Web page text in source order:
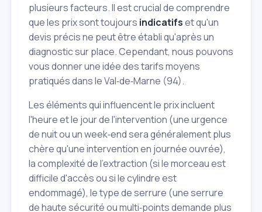
plusieurs facteurs. Il est crucial de comprendre
que les prix sont toujours indicatifset qu'un
devis précis ne peut être établi qu'après un
diagnostic sur place. Cependant, nous pouvons
vous donner une idée des tarifs moyens
pratiqués dans le Val‑de‑Marne (94).
Les éléments qui influencent le prix incluent
l'heure et le jour de l'intervention (une urgence
de nuit ou un week‑end sera généralement plus
chère qu'une intervention en journée ouvrée),
la complexité de l'extraction (si le morceau est
difficile d'accès ou si le cylindre est
endommagé), le type de serrure (une serrure
de haute sécurité ou multi‑points demande plus